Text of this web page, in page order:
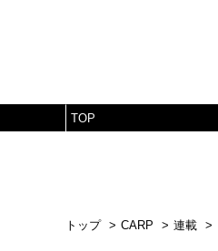
TOP
トップ CARP 連載